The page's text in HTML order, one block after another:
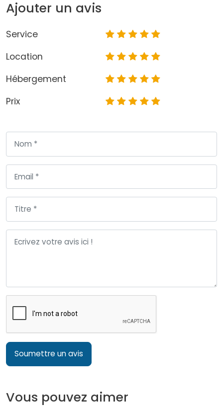
Ajouter un avis
Service
Location
Hébergement
Prix
Soumettre un avis
Vous pouvez aimer